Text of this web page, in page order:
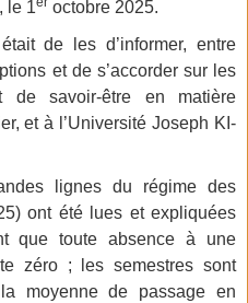
le 1
octobre 2025.
de les d’informer, entre
et de s’accorder sur les
de savoir-être en matière
et à l’Université Joseph KI-
lignes du régime des
ont été lues et expliquées
que toute absence à une
zéro ; les semestres sont
moyenne de passage en